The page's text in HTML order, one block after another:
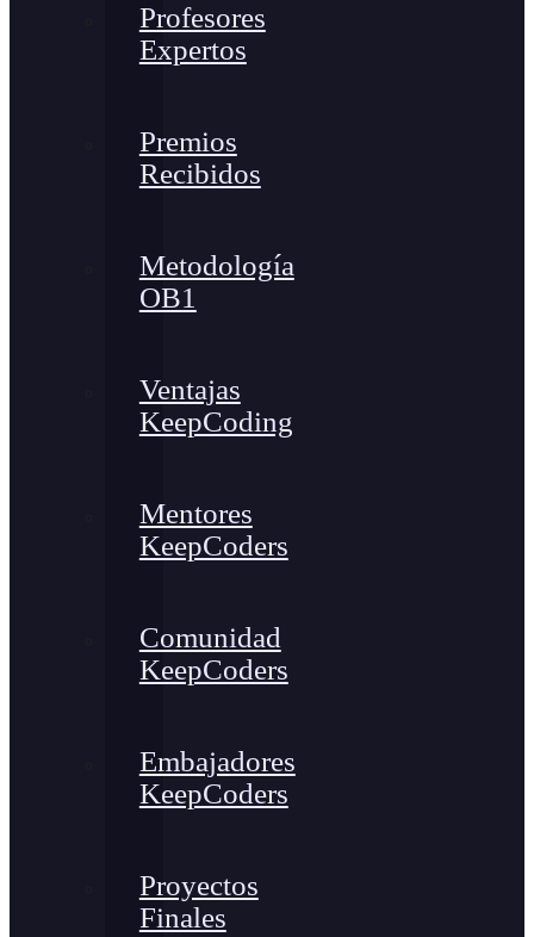
Profesores
Expertos
Premios
Recibidos
Metodología
OB1
Ventajas
KeepCoding
Mentores
KeepCoders
Comunidad
KeepCoders
Embajadores
KeepCoders
Proyectos
Finales